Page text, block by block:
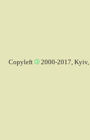
Copyleft 2000-2017, Kyiv,